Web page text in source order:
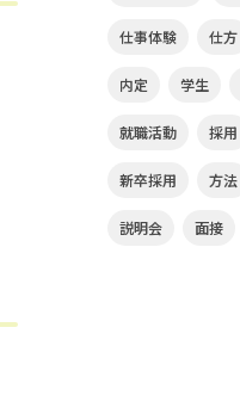
仕事体験 仕方
内定 学生
就職活動 採用
新卒採用 方法
説明会 面接